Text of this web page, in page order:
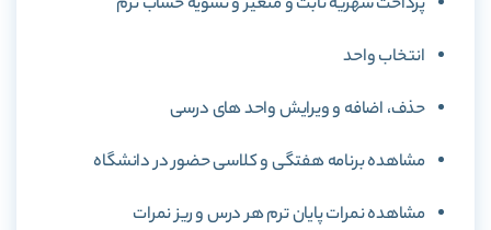
انتخاب واحد
حذف، اضافه و ویرایش واحد های درسی
مشاهده برنامه هفتگی و کلاسی حضور در دانشگاه
مشاهده نمرات پایان ترم هر درس و ریز نمرات